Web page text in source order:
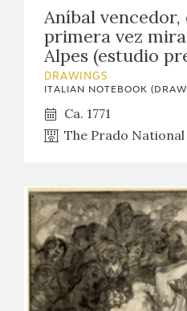
Aníbal
primera vez
Alpes (estudio
DRAWINGS
ITALIAN NOTEBOOK
Ca. 1771
The Prado